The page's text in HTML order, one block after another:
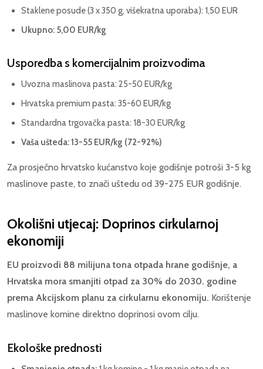
Staklene posude (3 x 350 g, višekratna uporaba): 1,50 EUR
Ukupno: 5,00 EUR/kg
Usporedba s komercijalnim proizvodima
Uvozna maslinova pasta: 25-50 EUR/kg
Hrvatska premium pasta: 35-60 EUR/kg
Standardna trgovačka pasta: 18-30 EUR/kg
Vaša ušteda: 13-55 EUR/kg (72-92%)
Za prosječno hrvatsko kućanstvo koje godišnje potroši 3-5 kg
maslinove paste, to znači uštedu od 39-275 EUR godišnje.
Okolišni utjecaj: Doprinos cirkularnoj
ekonomiji
EU proizvodi 88 milijuna tona otpada hrane godišnje, a
Hrvatska mora smanjiti otpad za 30% do 2030. godine
prema Akcijskom planu za cirkularnu ekonomiju. Korištenje
maslinove komine direktno doprinosi ovom cilju.
Ekološke prednosti